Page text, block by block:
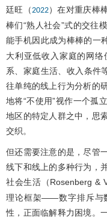
廷旺（2022）在对重庆棒
棒们“熟人社会”式的交往
能手机因此成为棒棒的一
大利亚低收入家庭的网
系、家庭生活、收入条件
往单纯的线上行为分析的
地将“不使用”视作一个孤
地区的特定人群之中，思
交织。
但还需要注意的是，尽管
线下和线上的多种行为，
社会生活（Rosenberg &
理论框架——数字排斥与
性，正面临解释力困境。